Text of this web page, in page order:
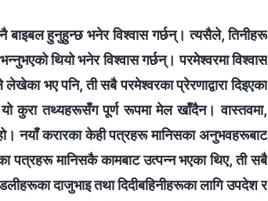
हुनुहुन्छ भनेर विश्‍वास गर्छन्। त्यसैले, तिनीहरू
थियो भनेर विश्‍वास गर्छन्। परमेश्‍वरमा विश्‍वास
भए पनि, ती सबै परमेश्‍वरका प्रेरणाद्वारा दिइएका
कुरा तथ्यहरूसँग पूर्ण रूपमा मेल खाँदैन। वास्तवमा,
नयाँ करारका केही पत्रहरू मानिसका अनुभवहरूबाट
पत्रहरू मानिसकै कामबाट उत्पन्न भएका थिए, ती सबै
दाजुभाइ तथा दिदीबहिनीहरूका लागि उपदेश र